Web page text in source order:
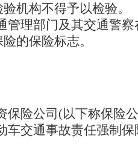
机构不得予以检验。
管理部门及其交通警
的保险标志。
保险公司(以下称保险
车交通事故责任强制